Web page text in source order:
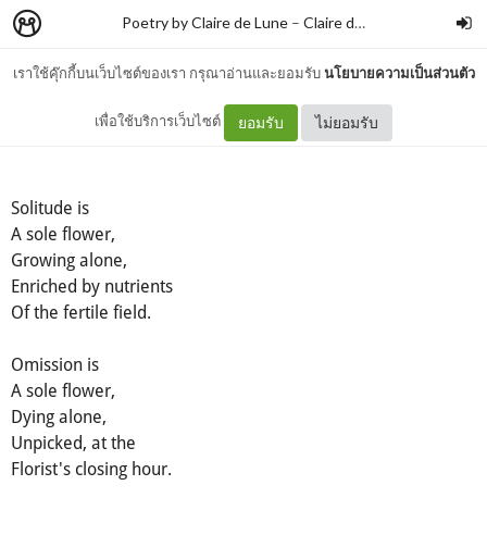
เราใช้คุ๊กกี้บนเว็บไซต์ของเรา กรุณาอ่านและยอมรับนโยบายความเป็นส่วนตัว
เพื่อใช้บริการเว็บไซต์ ยอมรับ ไม่ยอมรับ
Poetry by Claire de Lune – Claire de lune
Solitude | Omission
Solitude is
A sole flower,
Growing alone,
Enriched by nutrients
Of the fertile field.
Omission is
A sole flower,
Dying alone,
Unpicked, at the
Florist's closing hour.